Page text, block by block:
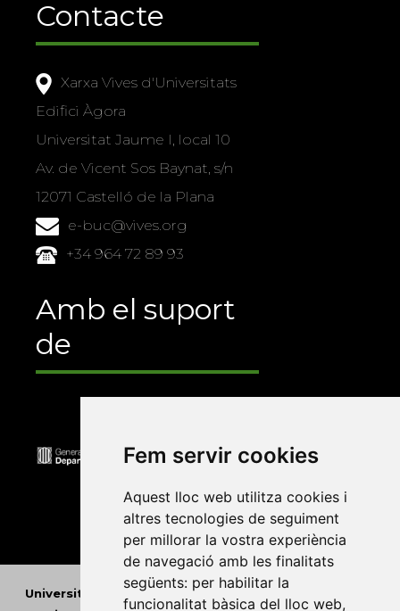
Fem servir cookies
Aquest lloc web utilitza cookies i
altres tecnologies de seguiment
per millorar la vostra experiència
de navegació amb les finalitats
següents: per habilitar la
funcionalitat bàsica del lloc web,
Contacte
Xarxa Vives d'Universitats
Edifici Àgora
Universitat Jaume I, local 10
Av. de Vicent Sos Baynat, s/n
12071 Castelló de la Plana
e-buc@vives.org
+34 964 72 89 93
Amb el suport
de
Universitat Abat Oliba CEU • Universitat d'Alacant